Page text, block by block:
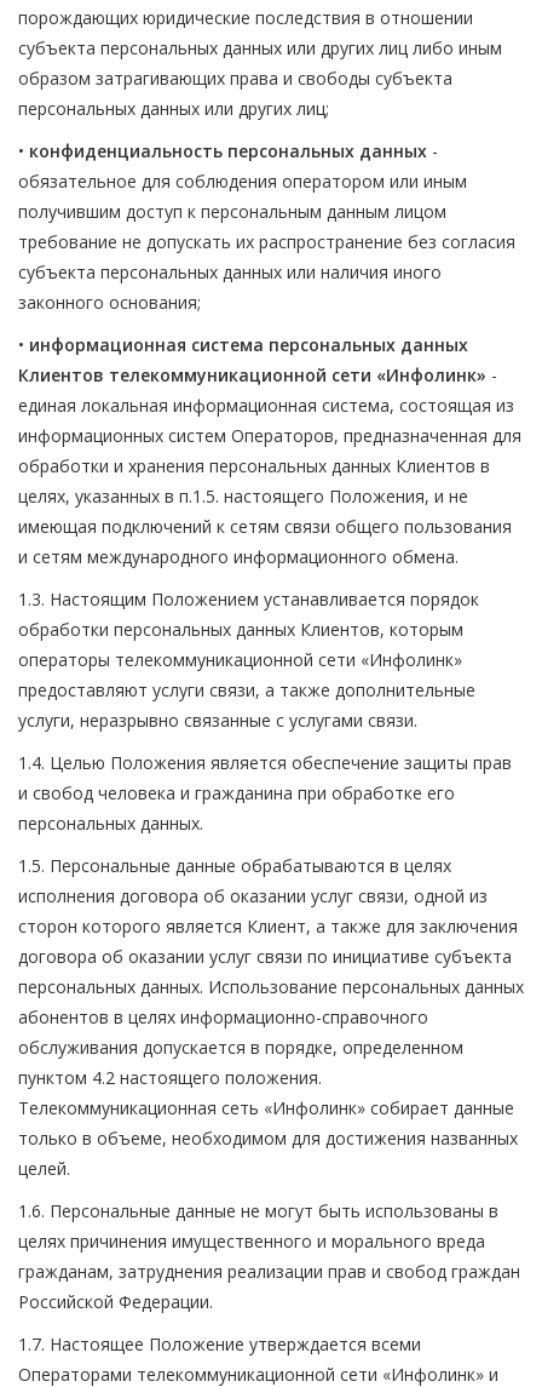
порождающих юридические последствия в отношении
субъекта персональных данных или других лиц либо иным
образом затрагивающих права и свободы субъекта
персональных данных или других лиц;
• конфиденциальность персональных данных -
обязательное для соблюдения оператором или иным
получившим доступ к персональным данным лицом
требование не допускать их распространение без согласия
субъекта персональных данных или наличия иного
законного основания;
• информационная система персональных данных
Клиентов телекоммуникационной сети «Инфолинк» -
единая локальная информационная система, состоящая из
информационных систем Операторов, предназначенная для
обработки и хранения персональных данных Клиентов в
целях, указанных в п.1.5. настоящего Положения, и не
имеющая подключений к сетям связи общего пользования
и сетям международного информационного обмена.
1.3. Настоящим Положением устанавливается порядок
обработки персональных данных Клиентов, которым
операторы телекоммуникационной сети «Инфолинк»
предоставляют услуги связи, а также дополнительные
услуги, неразрывно связанные с услугами связи.
1.4. Целью Положения является обеспечение защиты прав
и свобод человека и гражданина при обработке его
персональных данных.
1.5. Персональные данные обрабатываются в целях
исполнения договора об оказании услуг связи, одной из
сторон которого является Клиент, а также для заключения
договора об оказании услуг связи по инициативе субъекта
персональных данных. Использование персональных данных
абонентов в целях информационно-справочного
обслуживания допускается в порядке, определенном
пунктом 4.2 настоящего положения.
Телекоммуникационная сеть «Инфолинк» собирает данные
только в объеме, необходимом для достижения названных
целей.
1.6. Персональные данные не могут быть использованы в
целях причинения имущественного и морального вреда
гражданам, затруднения реализации прав и свобод граждан
Российской Федерации.
1.7. Настоящее Положение утверждается всеми
Операторами телекоммуникационной сети «Инфолинк» и